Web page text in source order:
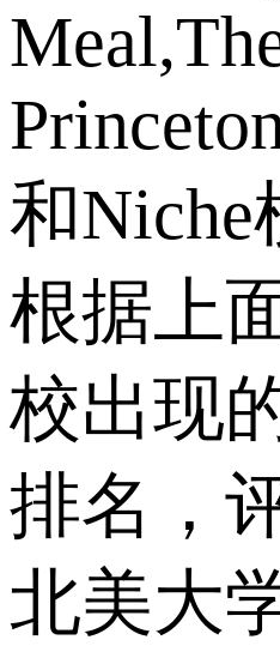
和Niche
根据上
校出现
排名，
北美大